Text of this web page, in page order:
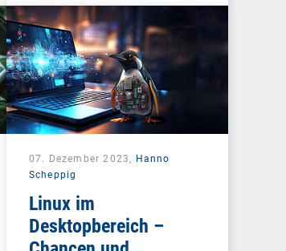
07. Dezember 2023, Hanno
Scheppig
Linux im
Desktopbereich –